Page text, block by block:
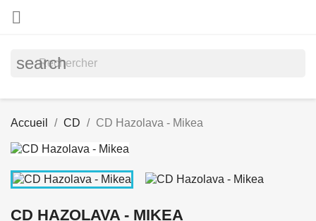

search
Accueil CD CD Hazolava - Mikea
CD HAZOLAVA - MIKEA